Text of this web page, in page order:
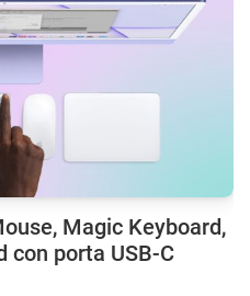
Magic Keyboard,
con porta USB-C